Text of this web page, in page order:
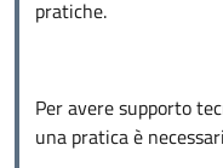
pratiche.
Per avere supporto
una pratica è